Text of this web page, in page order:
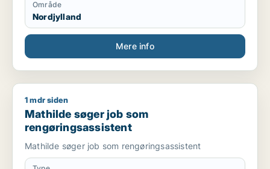
Område
Nordjylland
Mere info
Mathilde søger job som rengøringsassistent
1 mdr siden
Mathilde søger job som
rengøringsassistent
Mathilde søger job som rengøringsassistent